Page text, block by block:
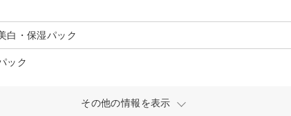
白・保湿パック
ック
その他の情報を表示